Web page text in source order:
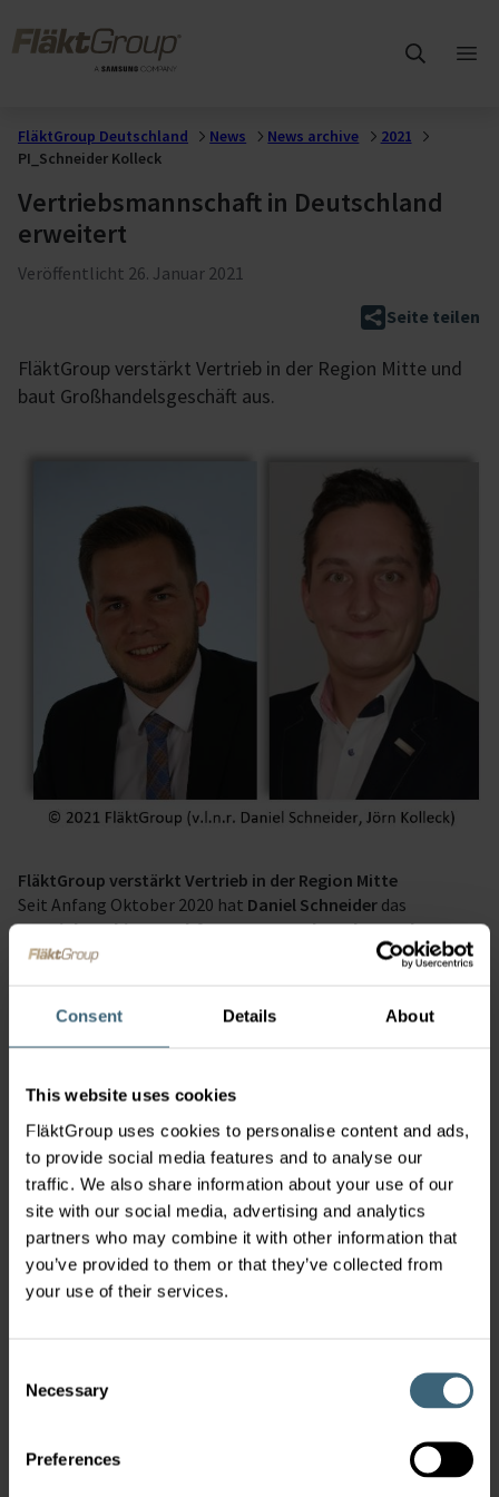
Consent Details About
This website uses cookies
FläktGroup uses cookies to personalise content and ads,
to provide social media features and to analyse our
traffic. We also share information about your use of our
site with our social media, advertising and analytics
partners who may combine it with other information that
you’ve provided to them or that they’ve collected from
your use of their services.
Selection
Necessary
Preferences
FläktGroup Deutschland News News archive
2021
PI_Schneider Kolleck
Vertriebsmannschaft in Deutschland
erweitert
Veröffentlicht 26. Januar 2021
Seite teilen
FläktGroup verstärkt Vertrieb in der Region Mitte und
baut Großhandelsgeschäft aus.
FläktGroup verstärkt Vertrieb in der Region Mitte
Seit Anfang Oktober 2020 hat Daniel Schneider das
Vertriebsgebiet Frankfurt, Darmstadt und Kassel
übernommen.
technischen Vertrieb in der TGA Branche tätig. Seit Oktober
des vergangenen Jahres ergänzt er das Vertriebsteam in der
Unternehmen in der Klima- und Lüftungsbranche tätig. Er
verfügt über mehr als zehn Jahre Vertriebs- und
Serviceerfahrung
FläktGroup verstärkt Großhandelsgeschäft
Im November 2020 folgteJörn Kolleck, der seitdem als
Sales Manager Großhandelbei der FläktGroup
Deutschland bundesweit tätig ist.
Nach seiner Ausbildung als Anlagenmechaniker absolvierte
Kolleck die Fachschule zum staatlich geprüften Techniker in
Humidification bei Swegon Deutschland.
den Großhandel sein, der durch technisches Know-how,
Verständnis für das Fachhandels-Geschäft und eine definierte